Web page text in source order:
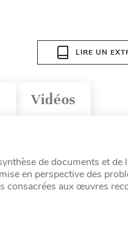
LIRE UN
Vidéos
de documents et de
en perspective des
consacrées aux œuvres